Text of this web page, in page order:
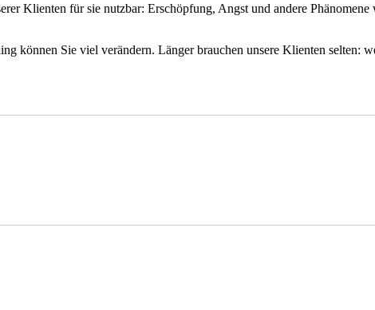
Klienten für sie nutzbar: Erschöpfung, Angst und andere
können Sie viel verändern. Länger brauchen unsere Klienten selten: